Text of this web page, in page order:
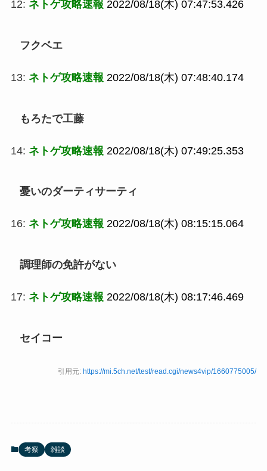
12: ネトゲ攻略速報 2022/08/18(木) 07:47:53.426
フクベエ
13: ネトゲ攻略速報 2022/08/18(木) 07:48:40.174
もろたで工藤
14: ネトゲ攻略速報 2022/08/18(木) 07:49:25.353
憂いのダーティサーティ
16: ネトゲ攻略速報 2022/08/18(木) 08:15:15.064
調理師の免許がない
17: ネトゲ攻略速報 2022/08/18(木) 08:17:46.469
セイコー
引用元: https://mi.5ch.net/test/read.cgi/news4vip/1660775005/
考察 雑談